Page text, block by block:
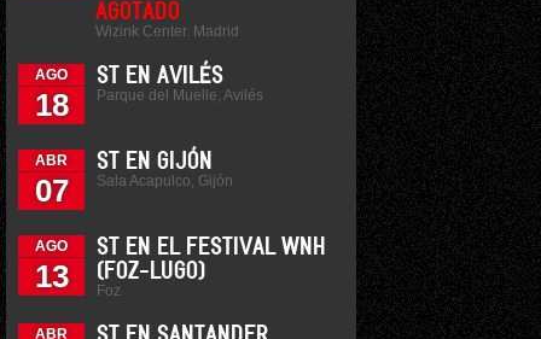
AGOTADO
Wizink Center. Madrid
AGO
18
ST EN AVILÉS
Parque del Muelle, Avilés
ABR
07
ST EN GIJÓN
Sala Acapulco, Gijón
AGO
13
ST EN EL FESTIVAL WNH
(FOZ-LUGO)
Foz
ABR